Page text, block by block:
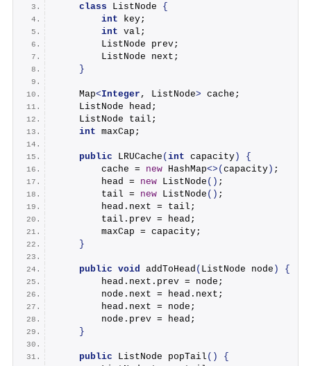
class ListNode {
int key;
int val;
        ListNode prev;
        ListNode next;
}
    Map
<Integer , ListNode> cache;
    ListNode head;
    ListNode tail;
int maxCap;
public LRUCache ( int capacity)
{
        cache =
new HashMap<>( capacity) ;
        head =
new ListNode () ;
        tail =
new ListNode () ;
        head.
next = tail;
        tail.
prev = head;
        maxCap = capacity;
}
public void addToHead ( ListNode node )
{
        head.
next . prev = node;
        node.
next = head. next ;
        head.
next = node;
        node.
prev = head;
}
public ListNode popTail ()
{